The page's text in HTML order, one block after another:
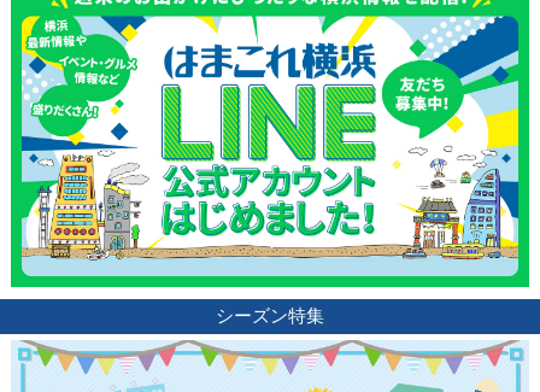
シーズン特集